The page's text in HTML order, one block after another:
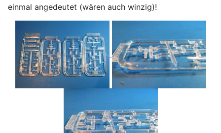
einmal angedeutet (wären auch winzig)!